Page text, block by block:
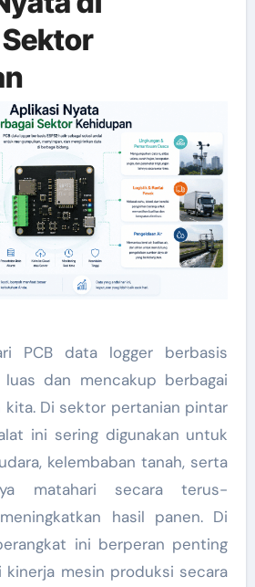
PCB data logger berbasis
luas dan mencakup berbagai
kita. Di sektor pertanian pintar
ini sering digunakan untuk
kelembaban tanah, serta
matahari secara terus-
hasil panen. Di
ini berperan penting
kinerja mesin produksi secara